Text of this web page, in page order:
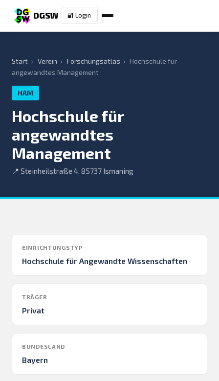
DGSW 🔐 Login
Start › Verein › Forschungsatlas › Hochschule für
angewandtes Management
HAM
Hochschule für
angewandtes
Management
📍 Steinheilstraße 4, 85737 Ismaning
EINRICHTUNGSTYP
Hochschule für Angewandte Wissenschaften
TRÄGER
Privat
BUNDESLAND
Bayern